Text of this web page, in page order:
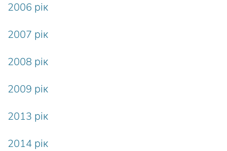
2006 рік
2007 рік
2008 рік
2009 рік
2013 рік
2014 рік